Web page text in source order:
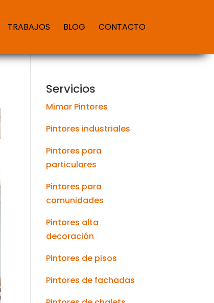
TRABAJOS BLOG CONTACTO
Servicios
Mimar Pintores
Pintores industriales
Pintores para
particulares
Pintores para
comunidades
Pintores alta
decoración
Pintores de pisos
Pintores de fachadas